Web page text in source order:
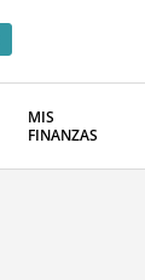
MIS
FINANZAS